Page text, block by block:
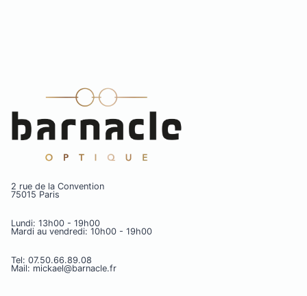
2 rue de la Convention
75015 Paris
Lundi: 13h00 - 19h00
Mardi au vendredi: 10h00 - 19h00
Tel: 07.50.66.89.08
Mail: mickael@barnacle.fr